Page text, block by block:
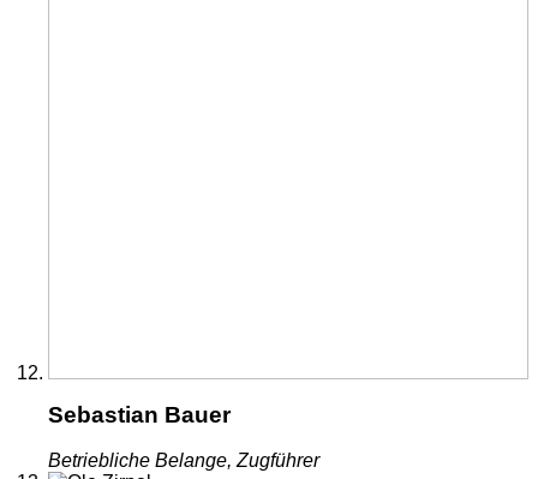
Sebastian Bauer
Betriebliche Belange, Zugführer